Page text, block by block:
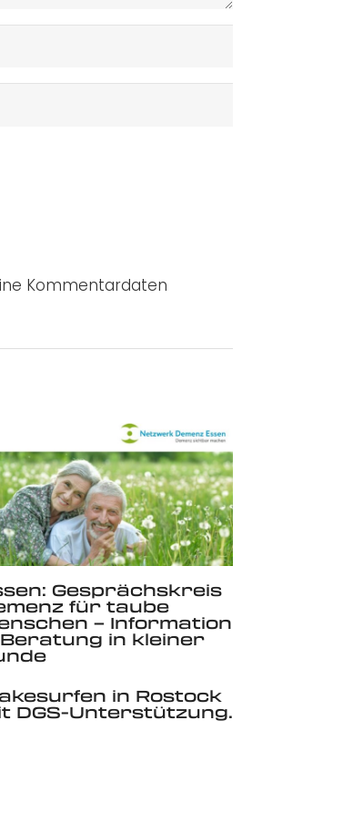
Kommentardaten
Gesprächskreis
für taube
– Information
in kleiner
in Rostock
DGS-Unterstützung.